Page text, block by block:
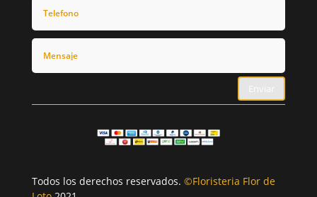
Enviar
Todos los derechos reservados. ©Floristeria Flor de